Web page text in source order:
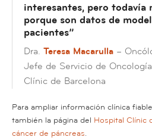
interesantes, pero todavía
porque son datos de
pacientes”
Dra. Teresa Macarulla –
Jefe de Servicio de
Clínic de Barcelona
Para ampliar información clínica
también la página del Hospital Clínic
cáncer de páncreas.